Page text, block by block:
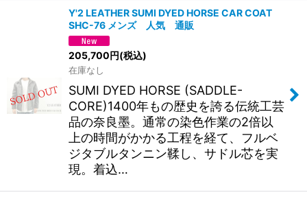
Y'2 LEATHER SUMI DYED HORSE CAR COAT
SHC-76 メンズ 人気 通販
205,700円(税込)
在庫なし
SUMI DYED HORSE (SADDLE-
CORE)1400年もの歴史を誇る伝統工芸
品の奈良墨。通常の染色作業の2倍以
上の時間がかかる工程を経て、フルベ
ジタブルタンニン鞣し、サドル芯を実
現。着込…